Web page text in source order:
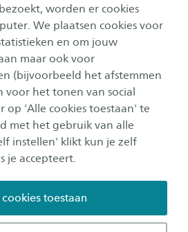
worden er cookies
We plaatsen cookies voor
en om jouw
maar ook voor
(bijvoorbeeld het afstemmen
voor het tonen van social
op 'Alle cookies toestaan' te
met het gebruik van alle
instellen' klikt kun je zelf
je accepteert.
toestaan
in de
Einddatum
1 maart 2028